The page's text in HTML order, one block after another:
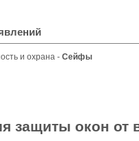
и охрана - Сейфы
защиты окон от